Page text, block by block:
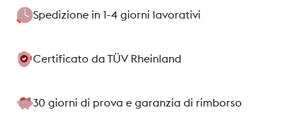
Spedizione in 1-4 giorni lavorativi
Certificato da TÜV Rheinland
30 giorni di prova e garanzia di rimborso